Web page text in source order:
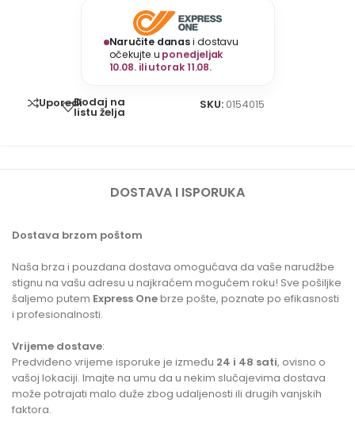
Naručite danasi dostavu
očekujte u ponedjeljak
10.08. ili utorak 11.08.
UporediDodaj na
listu želja
SKU: 0154015
DOSTAVA I ISPORUKA
Dostava brzom poštom
Naša brza i pouzdana dostava omogućava da vaše narudžbe
stignu na vašu adresu u najkraćem mogućem roku! Sve pošiljke
šaljemo putem Express Onebrze pošte, poznate po efikasnosti
i profesionalnosti.
Vrijeme dostave:
Predviđeno vrijeme isporuke je između 24 i 48 sati, ovisno o
vašoj lokaciji. Imajte na umu da u nekim slučajevima dostava
može potrajati malo duže zbog udaljenosti ili drugih vanjskih
faktora.